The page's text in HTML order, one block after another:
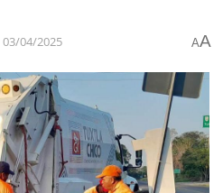
03/04/2025 AA